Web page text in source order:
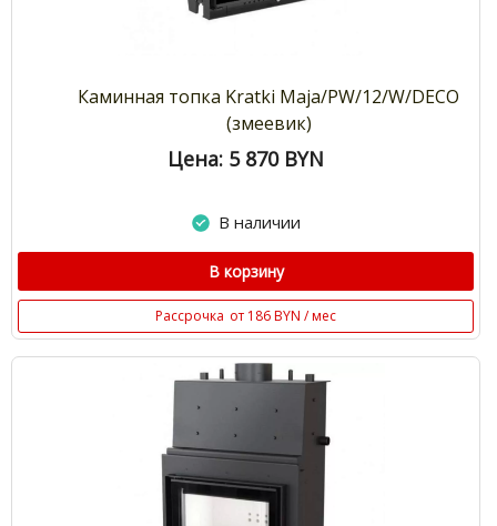
Каминная топка Kratki Maja/PW/12/W/DECO
(змеевик)
Цена: 5 870 BYN
В наличии
В корзину
Рассрочка от 186 BYN / мес